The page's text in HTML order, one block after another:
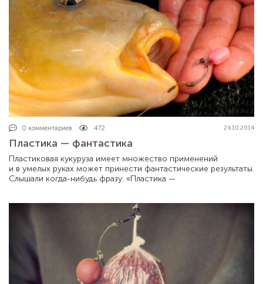
0 комментариев 472 24.10.2014
Пластика — фантастика
Пластиковая кукуруза имеет множество применений
и в умелых руках может принести фантастические результаты.
Слышали когда-нибудь фразу: «Пластика —